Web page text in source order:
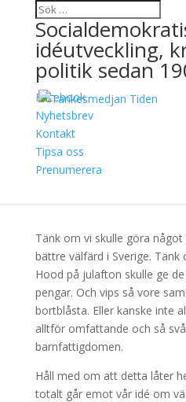
idéutveckling,
politik sedan
Facebook
Nyhetsbrev
Kontakt
Tipsa oss
Prenumerera
Kan en
familjerna
Tänk om vi skulle göra
bättre välfärd i Sverige. Tänk
Hood på julafton skulle ge
pengar. Och vips så vore
bortblåsta. Eller kanske inte
alltför omfattande och så
barnfattigdomen.
Håll med om att detta låter
totalt går emot vår idé om